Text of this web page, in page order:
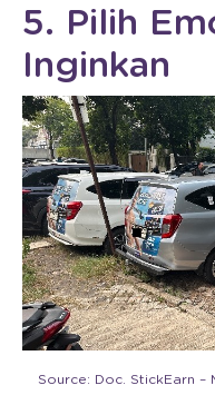
5. Pilih
Inginkan
Source: Doc. StickEarn –